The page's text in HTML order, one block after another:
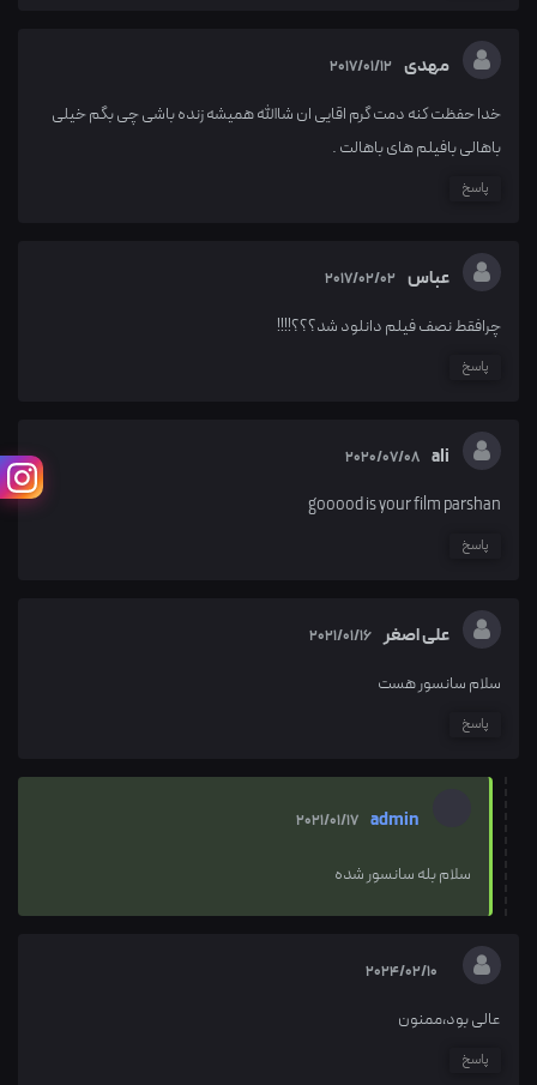
مهدی 2017/01/12
خدا حفظت کنه دمت گرم اقایی ان شاالله همیشه زنده باشی چی بگم خیلی
باهالی بافیلم های باهالت .
پاسخ
عباس 2017/02/02
چرافقط نصف فیلم دانلود شد؟؟؟!!!!
پاسخ
ali
2020/07/08
gooood is your film parshan
پاسخ
علی اصغر 2021/01/16
سلام سانسور هست
پاسخ
admin
2021/01/17
سلام بله سانسور شده
2024/02/10
عالی بود،ممنون
پاسخ